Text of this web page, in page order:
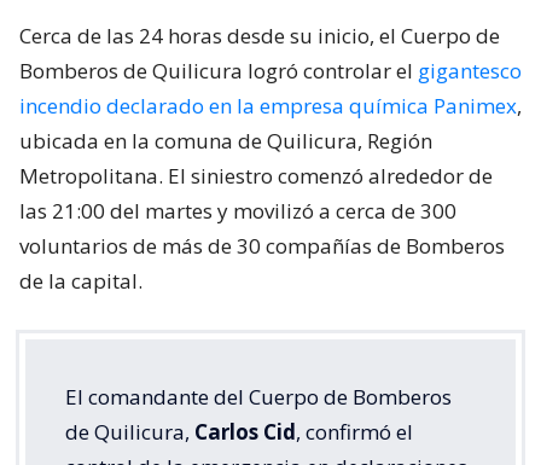
Cerca de las 24 horas desde su inicio, el Cuerpo de
Bomberos de Quilicura logró controlar el gigantesco
incendio declarado en la empresa química Panimex,
ubicada en la comuna de Quilicura, Región
Metropolitana. El siniestro comenzó alrededor de
las 21:00 del martes y movilizó a cerca de 300
voluntarios de más de 30 compañías de Bomberos
de la capital.
El comandante del Cuerpo de Bomberos
de Quilicura, Carlos Cid, confirmó el